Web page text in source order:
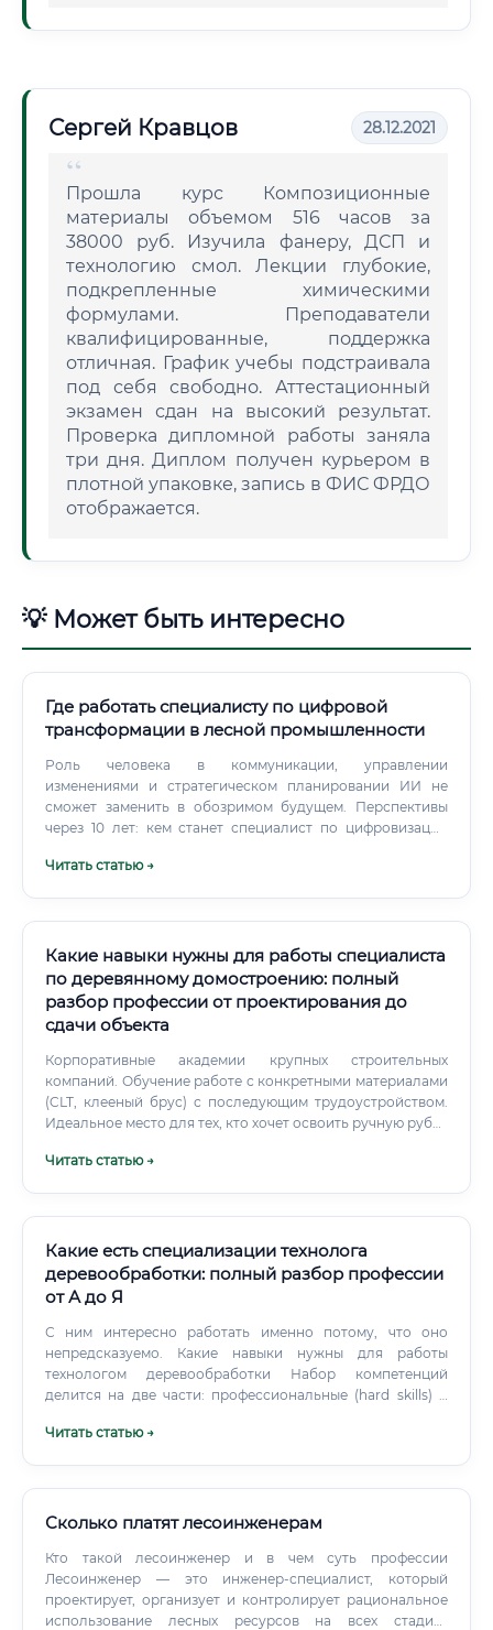
Сергей Кравцов 28.12.2021
Прошла курс Композиционные
материалы объемом 516 часов за
38000 руб. Изучила фанеру, ДСП и
технологию смол. Лекции глубокие,
подкрепленные химическими
формулами. Преподаватели
квалифицированные, поддержка
отличная. График учебы подстраивала
под себя свободно. Аттестационный
экзамен сдан на высокий результат.
Проверка дипломной работы заняла
три дня. Диплом получен курьером в
плотной упаковке, запись в ФИС ФРДО
отображается.
💡 Может быть интересно
Где работать специалисту по цифровой
трансформации в лесной промышленности
Роль человека в коммуникации, управлении
изменениями и стратегическом планировании ИИ не
сможет заменить в обозримом будущем. Перспективы
через 10 лет: кем станет специалист по цифровизации
"внедренца" IT-систем в архитектора цифровой
Читать статью →
Какие навыки нужны для работы специалиста
по деревянному домостроению: полный
разбор профессии от проектирования до
сдачи объекта
Корпоративные академии крупных строительных
компаний. Обучение работе с конкретными материалами
(CLT, клееный брус) с последующим трудоустройством.
Идеальное место для тех, кто хочет освоить ручную рубку
обло).
Читать статью →
Какие есть специализации технолога
деревообработки: полный разбор профессии
от А до Я
С ним интересно работать именно потому, что оно
непредсказуемо. Какие навыки нужны для работы
технологом деревообработки Набор компетенций
делится на две части: профессиональные (hard skills) и
Читать статью →
Сколько платят лесоинженерам
Кто такой лесоинженер и в чем суть профессии
Лесоинженер — это инженер-специалист, который
проектирует, организует и контролирует рациональное
использование лесных ресурсов на всех стадиях